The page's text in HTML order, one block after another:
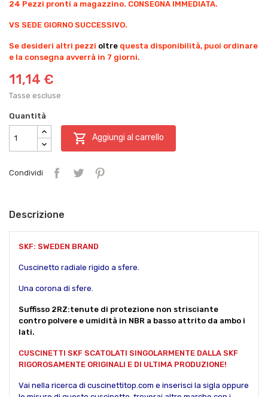
24 Pezzi pronti a magazzino. CONSEGNA IMMEDIATA.
VS SEDE GIORNO SUCCESSIVO.
Se desideri altri pezzi oltre questa disponibilità, puoi ordinare
e la consegna avverrà in 7 giorni.
11,14 €
Tasse escluse
Quantità
 Aggiungi al carrello
Condividi
Descrizione
SKF: SWEDEN BRAND
Cuscinetto radiale rigido a sfere.
Una corona di sfere.
Suffisso 2RZ:tenute di protezione non strisciante
contro polvere e umidità in NBR a basso attrito da ambo i
lati.
CUSCINETTI SKF SCATOLATI SINGOLARMENTE DALLA SKF
RIGOROSAMENTE ORIGINALI E DI ULTIMA PRODUZIONE!
Vai nella ricerca di cuscinettitop.com e inserisci la sigla oppure